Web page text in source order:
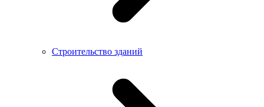
Строительство зданий